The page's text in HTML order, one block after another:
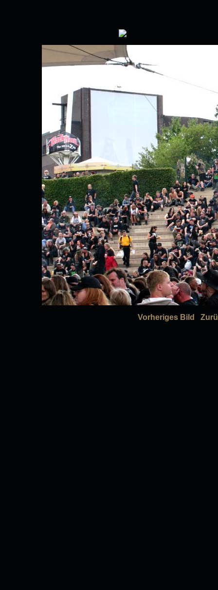
Vorheriges Bild